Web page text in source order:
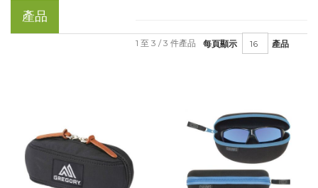
產品
每頁顯示 產品
1 至 3 / 3 件產品